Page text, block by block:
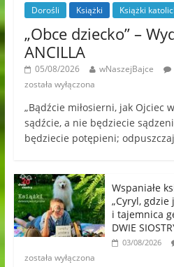
Dorośli Książki Książki
„Obce dziecko” –
ANCILLA
05/08/2026 wNaszejBajce
została wyłączona
„Bądźcie miłosierni, jak Ojciec
sądźcie, a nie będziecie
będziecie potępieni;
Wspaniałe
„Cyryl, gdzie
i tajemnica
DWIE
03/08/2026
została wyłączona